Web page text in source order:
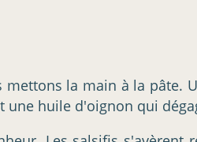
la main à la pâte.
une huile d'oignon qui